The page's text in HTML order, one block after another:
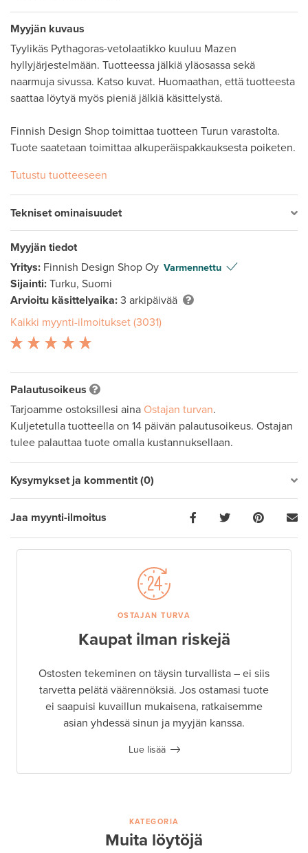
Myyjän kuvaus
Tyylikäs Pythagoras-vetolaatikko kuuluu Mazen
hyllyjärjestelmään. Tuotteessa jälkiä yläosassa sekä
naarmuja sivussa. Katso kuvat. Huomaathan, että tuotteesta
saattaa löytyä myös pieniä jälkiä käsittelystä.
Finnish Design Shop toimittaa tuotteen Turun varastolta.
Tuote saatetaan toimittaa alkuperäispakkauksesta poiketen.
Tutustu tuotteeseen
Tekniset ominaisuudet
Myyjän tiedot
Yritys: Finnish Design Shop Oy Varmennettu
Sijainti: Turku, Suomi
Arvioitu käsittelyaika: 3 arkipäivää
Kaikki myynti-ilmoitukset (3031)
Palautusoikeus
Tarjoamme ostoksillesi aina Ostajan turvan.
Kuljetetulla tuotteella on 14 päivän palautusoikeus. Ostajan
tulee palauttaa tuote omalla kustannuksellaan.
Kysymykset ja kommentit (0)
Jaa myynti-ilmoitus
OSTAJAN TURVA
Kaupat ilman riskejä
Ostosten tekeminen on täysin turvallista – ei siis
tarvetta pelätä väärennöksiä. Jos ostamasi tuote
ei saapuisi kuvaillun mukaisena, ratkaisemme
asian yhdessä sinun ja myyjän kanssa.
Lue lisää
KATEGORIA
Muita löytöjä